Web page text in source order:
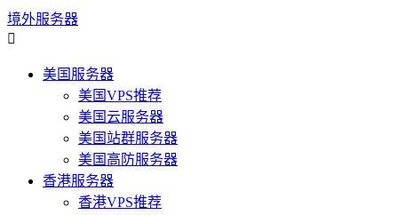
境外服务器

美国服务器
美国VPS推荐
美国云服务器
美国站群服务器
美国高防服务器
香港服务器
香港VPS推荐